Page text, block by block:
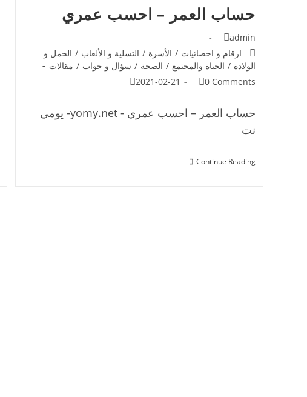
حساب العمر – احسب عمري
admin
ارقام و احصائيات / الأسرة / التسلية و الألعاب / الحمل و
الولادة / الحياة والمجتمع / الصحة / سؤال و جواب / مقالات
0 Comments
2021-02-21
حساب العمر – احسب عمري - yomy.net- يومي
نت
Continue Reading